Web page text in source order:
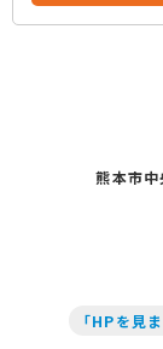
熊本市
「HPを見